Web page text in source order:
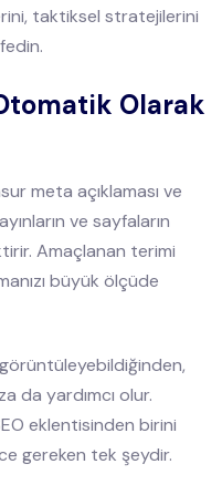
taktiksel stratejilerini
Olarak
meta açıklaması ve
ve sayfaların
Amaçlanan terimi
büyük ölçüde
da yardımcı olur.
eklentisinden birini
gereken tek şeydir.